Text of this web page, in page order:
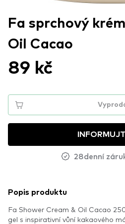
Fa sprchový
Oil Cacao
89 kč
28denní
Popis produktu
Fa Shower Cream & Oil Cacao
gel s inspirativní vůní kakaového